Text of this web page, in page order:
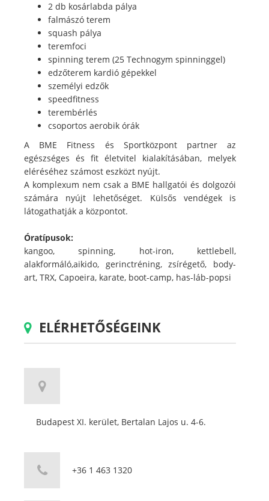
2 db kosárlabda pálya
falmászó terem
squash pálya
teremfoci
spinning terem (25 Technogym spinninggel)
edzőterem kardió gépekkel
személyi edzők
speedfitness
terembérlés
csoportos aerobik órák
A BME Fitness és Sportközpont partner az
egészséges és fit életvitel kialakításában, melyek
eléréséhez számost eszközt nyújt.
A komplexum nem csak a BME hallgatói és dolgozói
számára nyújt lehetőséget. Külsős vendégek is
látogathatják a központot.
Óratípusok:
kangoo, spinning, hot-iron, kettlebell,
alakformáló,aikido, gerinctréning, zsírégető, body-
art, TRX, Capoeira, karate, boot-camp, has-láb-popsi
ELÉRHETŐSÉGEINK
Budapest XI. kerület, Bertalan Lajos u. 4-6.
+36 1 463 1320